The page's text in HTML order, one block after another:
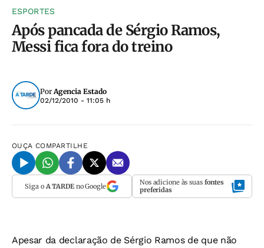
ESPORTES
Após pancada de Sérgio Ramos,
Messi fica fora do treino
PorAgencia Estado
02/12/2010 - 11:05 h
OUÇA COMPARTILHE
Siga o A TARDEno Google Nos adicione às suas fontes
preferidas
Apesar da declaração de Sérgio Ramos de que não